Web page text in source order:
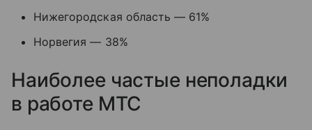
Нижегородская область — 61%
Норвегия — 38%
Наиболее частые неполадки
в работе МТС